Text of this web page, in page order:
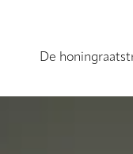
De